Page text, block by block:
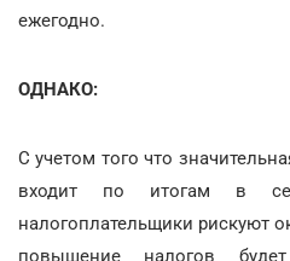
ежегодно.
ОДНАКО:
С учетом того что
входит по итогам в
налогоплательщики рискуют
повышение налогов